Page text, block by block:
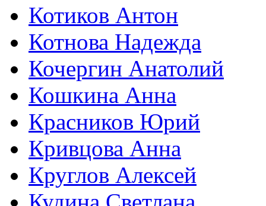
Котиков Антон
Котнова Надежда
Кочергин Анатолий
Кошкина Анна
Красников Юрий
Кривцова Анна
Круглов Алексей